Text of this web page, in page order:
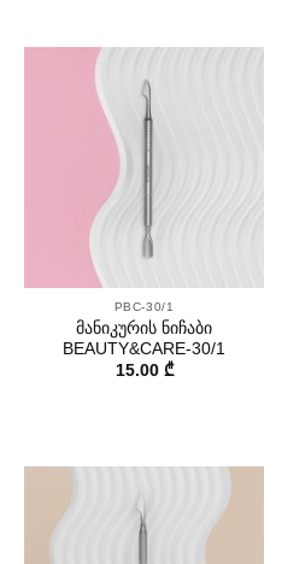
PBC-30/1
მანიკურის ნიჩაბი
BEAUTY&CARE-30/1
15.00 ₾